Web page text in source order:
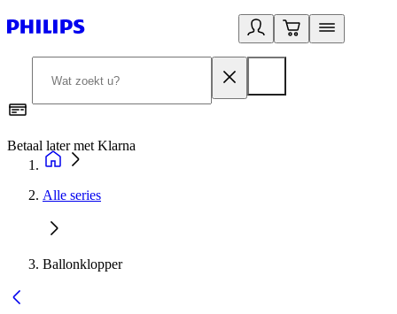
Betaal later met Klarna
Alle series
Ballonklopper